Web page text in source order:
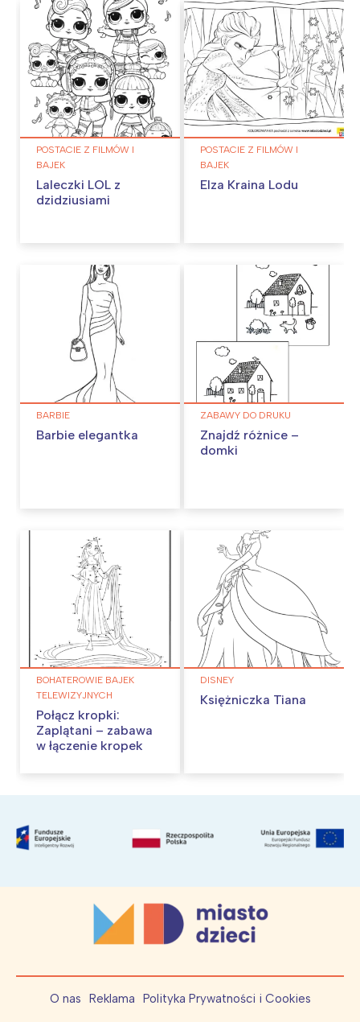
POSTACIE Z FILMÓW I
BAJEK
Laleczki LOL z
dzidziusiami
POSTACIE Z FILMÓW I
BAJEK
Elza Kraina Lodu
BARBIE
Barbie elegantka
ZABAWY DO DRUKU
Znajdź różnice –
domki
BOHATEROWIE BAJEK
TELEWIZYJNYCH
Połącz kropki:
Zaplątani – zabawa
w łączenie kropek
DISNEY
Księżniczka Tiana
O nas Reklama Polityka Prywatności i Cookies